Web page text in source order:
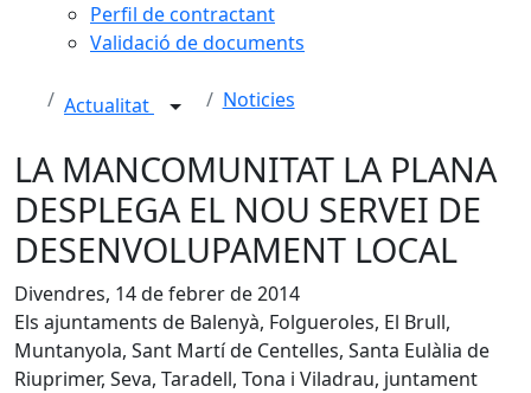
Perfil de contractant
Validació de documents
Actualitat Noticies
LA MANCOMUNITAT LA PLANA
DESPLEGA EL NOU SERVEI DE
DESENVOLUPAMENT LOCAL
Divendres, 14 de febrer de 2014
Els ajuntaments de Balenyà, Folgueroles, El Brull,
Muntanyola, Sant Martí de Centelles, Santa Eulàlia de
Riuprimer, Seva, Taradell, Tona i Viladrau, juntament